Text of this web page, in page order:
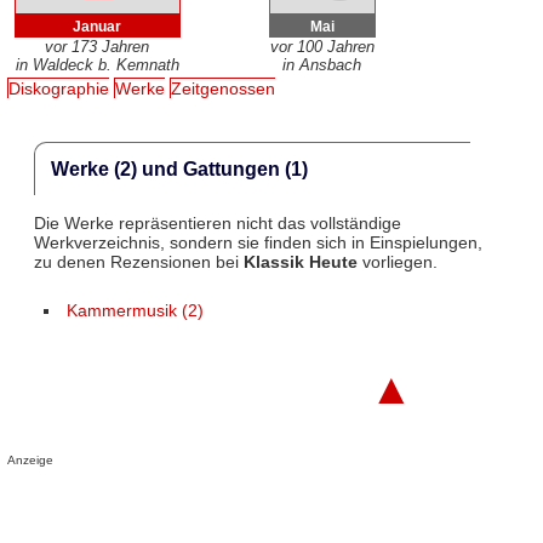
Januar
vor 173 Jahren
in Waldeck b. Kemnath
Mai
vor 100 Jahren
in Ansbach
Diskographie Werke Zeitgenossen
Werke (2) und Gattungen (1)
Die Werke repräsentieren nicht das vollständige
Werkverzeichnis, sondern sie finden sich in Einspielungen,
zu denen Rezensionen bei Klassik Heutevorliegen.
Kammermusik (2)
▲
Anzeige